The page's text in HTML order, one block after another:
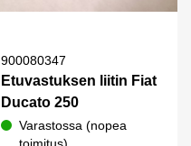
900080347
Etuvastuksen liitin Fiat
Ducato 250
Varastossa (nopea